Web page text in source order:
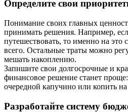
Определите свои
Понимание своих главных
принимать решения. Например,
путешествовать, то именно на это
всего. Остальные траты можно
мешать накоплению.
Запишите свои долгосрочные и
финансовое решение станет
очередной капучино или копить
Разработайте систему